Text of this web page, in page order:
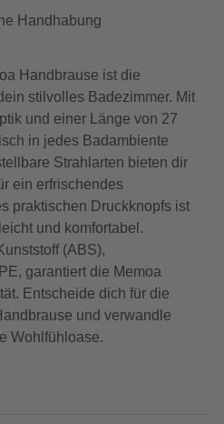
Handhabung
Handbrause ist die
stilvolles Badezimmer. Mit
und einer Länge von 27
in jedes Badambiente
Strahlarten bieten dir
ein erfrischendes
praktischen Druckknopfs ist
und komfortabel.
(ABS),
garantiert die Memoa
Entscheide dich für die
und verwandle
Wohlfühloase.